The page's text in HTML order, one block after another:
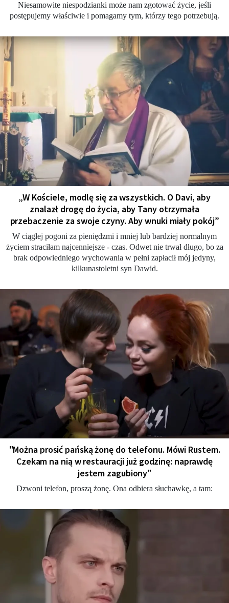
Niesamowite niespodzianki może nam zgotować życie, jeśli
postępujemy właściwie i pomagamy tym, którzy tego potrzebują.
„W Kościele, modlę się za wszystkich. O Davi, aby
znalazł drogę do życia, aby Tany otrzymała
przebaczenie za swoje czyny. Aby wnuki miały pokój”
W ciągłej pogoni za pieniędzmi i mniej lub bardziej normalnym
życiem straciłam najcenniejsze - czas. Odwet nie trwał długo, bo za
brak odpowiedniego wychowania w pełni zapłacił mój jedyny,
kilkunastoletni syn Dawid.
"Można prosić pańską żonę do telefonu. Mówi Rustem.
Czekam na nią w restauracji już godzinę: naprawdę
jestem zagubiony"
Dzwoni telefon, proszą żonę. Ona odbiera słuchawkę, a tam: